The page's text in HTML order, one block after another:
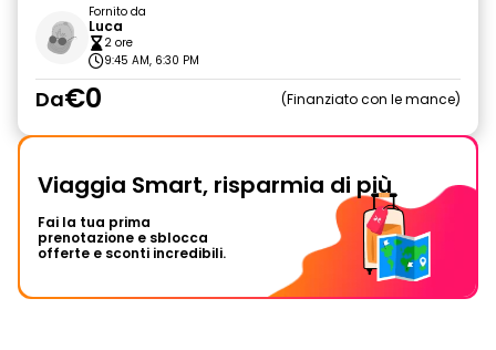
Fornito da
Luca
2 ore
9:45 AM, 6:30 PM
Da€0 Finanziato con le mance
Viaggia Smart, risparmia di più
Fai la tua prima
prenotazione e sblocca
offerte e sconti incredibili.